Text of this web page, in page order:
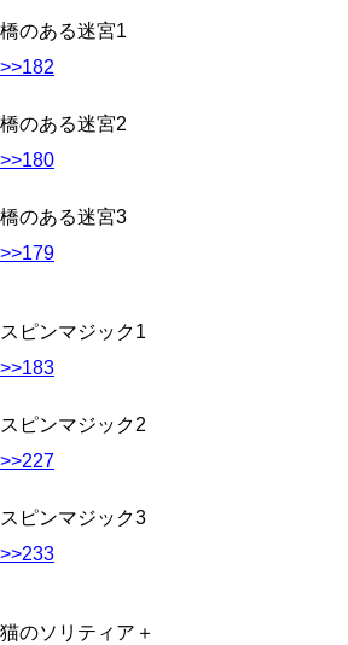
橋のある迷宮1
>>182
橋のある迷宮2
>>180
橋のある迷宮3
>>179
スピンマジック1
>>183
スピンマジック2
>>227
スピンマジック3
>>233
猫のソリティア＋